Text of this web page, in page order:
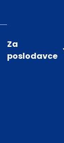
Za
poslodavce